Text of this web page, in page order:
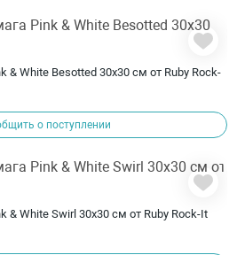
& White Besotted 30х30 см от Ruby Rock-
о поступлении
& White Swirl 30х30 см от Ruby Rock-It